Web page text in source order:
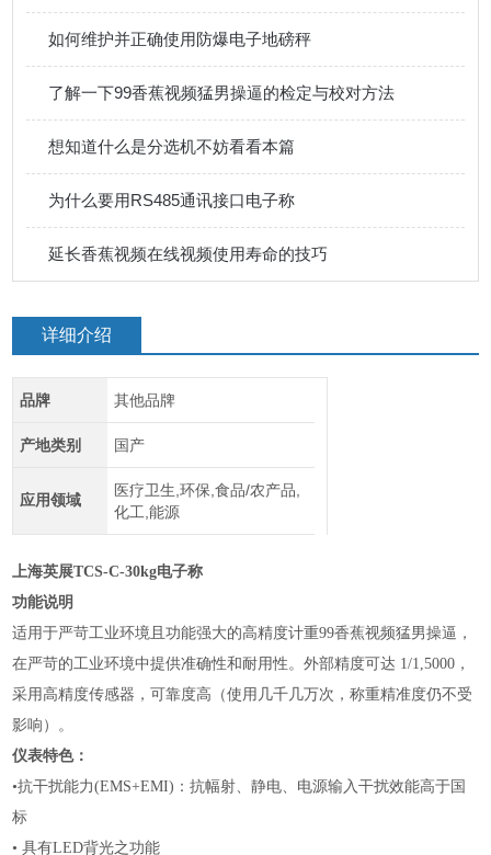
如何维护并正确使用防爆电子地磅秤
了解一下99香蕉视频猛男操逼的检定与校对方法
想知道什么是分选机不妨看看本篇
为什么要用RS485通讯接口电子称
延长香蕉视频在线视频使用寿命的技巧
详细介绍
品牌 其他品牌
产地类别 国产
应用领域
医疗卫生,环保,食品/农产品,
化工,能源
上海英展TCS-C-30kg电子称
功能说明
适用于严苛工业环境且功能强大的高精度计重99香蕉视频猛男操逼，
在严苛的工业环境中提供准确性和耐用性。外部精度可达 1/1,5000，
采用高精度传感器，可靠度高（使用几千几万次，称重精准度仍不受
影响）。
仪表特色：
•抗干扰能力(EMS+EMI)：抗幅射、静电、电源输入干扰效能高于国
标
• 具有LED背光之功能